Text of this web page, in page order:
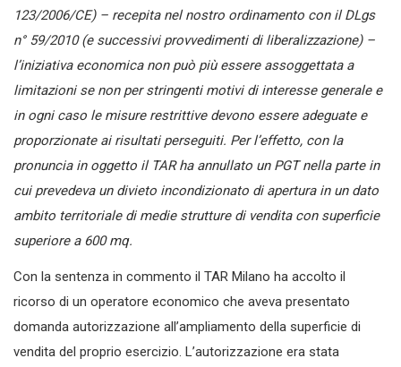
123/2006/CE) – recepita nel nostro ordinamento con il DLgs
n° 59/2010 (e successivi provvedimenti di liberalizzazione) –
l’iniziativa economica non può più essere assoggettata a
limitazioni se non per stringenti motivi di interesse generale e
in ogni caso le misure restrittive devono essere adeguate e
proporzionate ai risultati perseguiti. Per l’effetto, con la
pronuncia in oggetto il TAR ha annullato un PGT nella parte in
cui prevedeva un divieto incondizionato di apertura in un dato
ambito territoriale di medie strutture di vendita con superficie
superiore a 600 mq.
Con la sentenza in commento il TAR Milano ha accolto il
ricorso di un operatore economico che aveva presentato
domanda autorizzazione all’ampliamento della superficie di
vendita del proprio esercizio. L’autorizzazione era stata